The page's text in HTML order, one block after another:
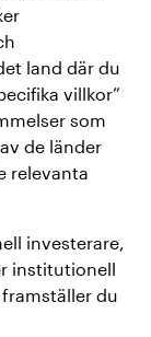
land där du
villkor”
som
de länder
relevanta
investerare,
institutionell
du